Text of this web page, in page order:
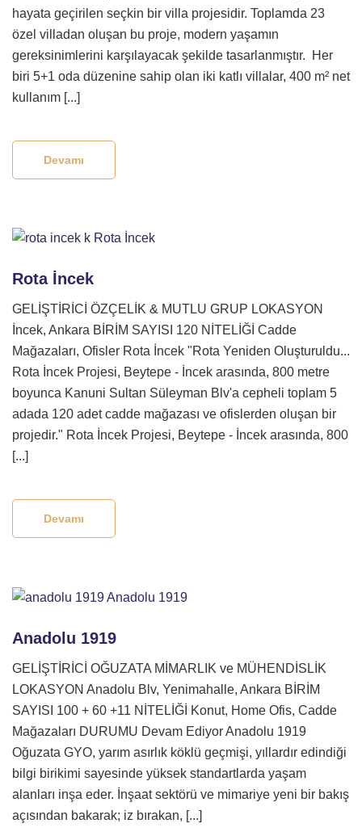
hayata geçirilen seçkin bir villa projesidir. Toplamda 23
özel villadan oluşan bu proje, modern yaşamın
gereksinimlerini karşılayacak şekilde tasarlanmıştır. Her
biri 5+1 oda düzenine sahip olan iki katlı villalar, 400 m² net
kullanım [...]
Devamı
Rota İncek
GELİŞTİRİCİ ÖZÇELİK & MUTLU GRUP LOKASYON
İncek, Ankara BİRİM SAYISI 120 NİTELİĞİ Cadde
Mağazaları, Ofisler Rota İncek "Rota Yeniden Oluşturuldu...
Rota İncek Projesi, Beytepe - İncek arasında, 800 metre
boyunca Kanuni Sultan Süleyman Blv'a cepheli toplam 5
adada 120 adet cadde mağazası ve ofislerden oluşan bir
projedir." Rota İncek Projesi, Beytepe - İncek arasında, 800
[...]
Devamı
Anadolu 1919
GELİŞTİRİCİ OĞUZATA MİMARLIK ve MÜHENDİSLİK
LOKASYON Anadolu Blv, Yenimahalle, Ankara BİRİM
SAYISI 100 + 60 +11 NİTELİĞİ Konut, Home Ofis, Cadde
Mağazaları DURUMU Devam Ediyor Anadolu 1919
Oğuzata GYO, yarım asırlık köklü geçmişi, yıllardır edindiği
bilgi birikimi sayesinde yüksek standartlarda yaşam
alanları inşa eder. İnşaat sektörü ve mimariye yeni bir bakış
açısından bakarak; iz bırakan, [...]